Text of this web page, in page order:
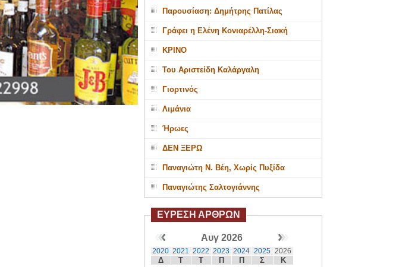
Παρουσίαση: Δημήτρης Πατίλας
Γράφει η Ελένη Κονιαρέλλη-Σιακή
ΚΡΙΝΟ
Του Αριστείδη Καλάργαλη
Γιορτινός
Λιμάνια
Ήρωες
ΔΕΝ ΞΕΡΩ
Παναγιώτη Ν. Βέη, Χωρίς Πυξίδα
Παναγιώτης Σαλτογιάννης
ΕΥΡΕΣΗ ΑΡΘΡΩΝ
Αυγ 2026
2020 2021 2022 2023 2024 2025 2026
Δ Τ Τ Π Π Σ Κ